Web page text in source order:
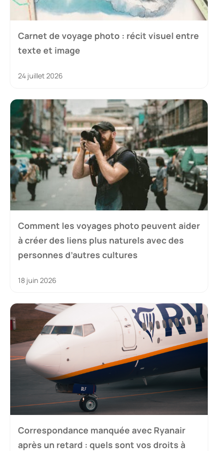
Carnet de voyage photo : récit visuel entre
texte et image
24 juillet 2026
Comment les voyages photo peuvent aider
à créer des liens plus naturels avec des
personnes d’autres cultures
18 juin 2026
Correspondance manquée avec Ryanair
après un retard : quels sont vos droits à